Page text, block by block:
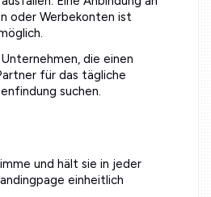
oder Werbekonten ist
die einen
für das tägliche
suchen.
und hält sie in jeder
einheitlich